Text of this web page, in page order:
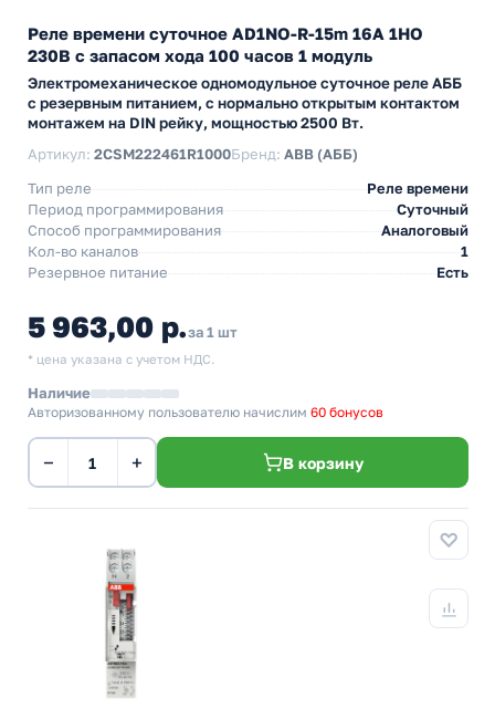
Реле времени суточное AD1NO-R-15m 16А 1НО
230В с запасом хода 100 часов 1 модуль
Электромеханическое одномодульное суточное реле АББ
с резервным питанием, с нормально открытым контактом
монтажем на DIN рейку, мощностью 2500 Вт.
Артикул: 2CSM222461R1000Бренд: ABB (АББ)
Тип реле
Реле времени
Период программирования
Суточный
Способ программирования
Аналоговый
Кол-во каналов
1
Резервное питание
Есть
5 963,00 р.за 1 шт
* цена указана с учетом НДС.
Наличие
Авторизованному пользователю начислим 60 бонусов
− + В корзину